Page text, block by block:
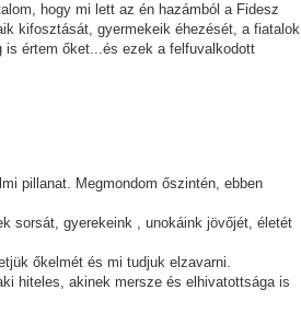
hogy mi lett az én hazámból a Fidesz
kifosztását, gyermekeik éhezését, a fiatalok
is értem őket...és ezek a felfuvalkodott
pillanat. Megmondom őszintén, ebben
sorsát, gyerekeink , unokáink jövőjét, életét
őkelmét és mi tudjuk elzavarni.
hiteles, akinek mersze és elhivatottsága is